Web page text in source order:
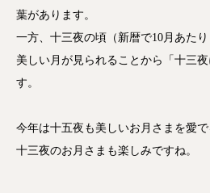
葉があります。
一方、十三夜の頃（新暦で10月あた
美しい月が見られることから「十三
す。
今年は十五夜も美しいお月さまを愛で
十三夜のお月さまも楽しみですね。